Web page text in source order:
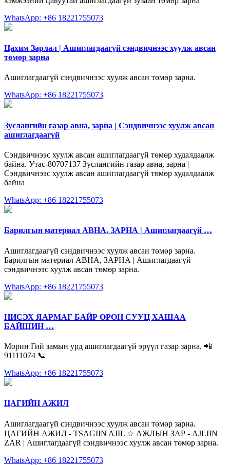
WhatsApp: +86 18221755073
Цахим Зарлал | Ашиглагдаагүй сэндвичнээс хуулж авсан
төмөр зарна
Ашиглагдаагүй сэндвичнээс хуулж авсан төмөр зарна.
WhatsApp: +86 18221755073
Зуслангийн газар авна, зарна | Сэндвичнээс хуулж авсан
ашиглагдаагүй
Сэндвичнээс хуулж авсан ашиглагдаагүй төмөр худалдаалж
байна. Утас-80707137 Зуслангийн газар авна, зарна |
Сэндвичнээс хуулж авсан ашиглагдаагүй төмөр худалдаалж
байна
WhatsApp: +86 18221755073
Барилгын материал АВНА, ЗАРНА | Ашиглагдаагүй …
Ашиглагдаагүй сэндвичнээс хуулж авсан төмөр зарна.
Барилгын материал АВНА, ЗАРНА | Ашиглагдаагүй
сэндвичнээс хуулж авсан төмөр зарна.
WhatsApp: +86 18221755073
НИСЭХ ЯАРМАГ БАЙР ОРОН СУУЦ ХАШАА
БАЙШИН …
Морин Гий замын урд ашиглагдаагүй эрүүл газар зарна. 📲
91111074 📞
WhatsApp: +86 18221755073
ЦАГИЙН АЖИЛ
Ашиглагдаагүй сэндвичнээс хуулж авсан төмөр зарна.
ЦАГИЙН АЖИЛ - TSAGIIN AJIL ☆ АЖЛЫН ЗАР - AJLIIN
ZAR | Ашиглагдаагүй сэндвичнээс хуулж авсан төмөр зарна.
WhatsApp: +86 18221755073